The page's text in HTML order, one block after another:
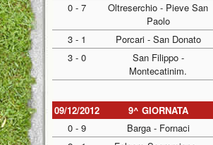
0 - 7
Oltreserchio - Pieve San
Paolo
3 - 1 Porcari - San Donato
3 - 0
San Filippo -
Montecatinim.
09/12/2012 9^ GIORNATA
0 - 9
Barga - Fornaci